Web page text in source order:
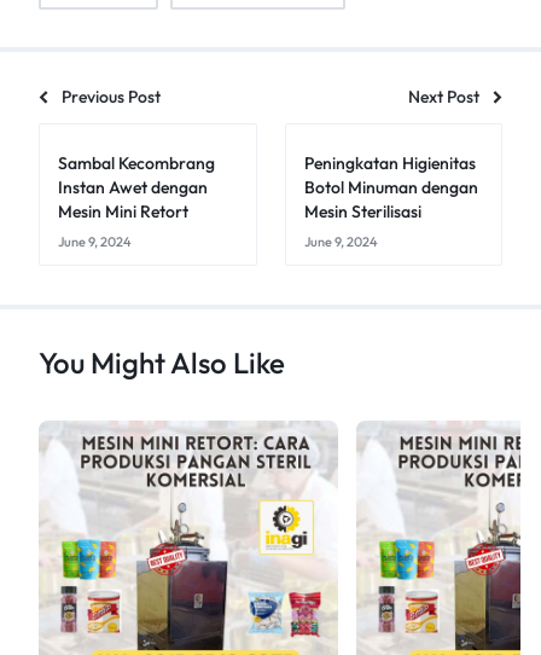
Previous Post Next Post
Sambal Kecombrang
Instan Awet dengan
Mesin Mini Retort
June 9, 2024
Peningkatan Higienitas
Botol Minuman dengan
Mesin Sterilisasi
June 9, 2024
You Might Also Like